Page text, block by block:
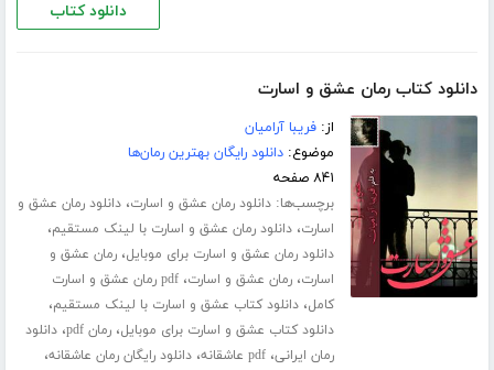
دانلود کتاب
دانلود کتاب رمان عشق و اسارت
از:فریبا آرامیان
موضوع:دانلود رایگان بهترین رمان‌ها
۸۴۱ صفحه
برچسب‌ها:دانلود رمان عشق و اسارت،دانلود رمان عشق و
اسارت،دانلود رمان عشق و اسارت با لینک مستقیم،
دانلود رمان عشق و اسارت برای موبایل،رمان عشق و
اسارت،رمان عشق و اسارت،
pdf رمان عشق و اسارت
کامل،دانلود کتاب عشق و اسارت با لینک مستقیم،
دانلود کتاب عشق و اسارت برای موبایل،رمان pdf ،دانلود
رمان ایرانی،pdf عاشقانه ،دانلود رایگان رمان عاشقانه،